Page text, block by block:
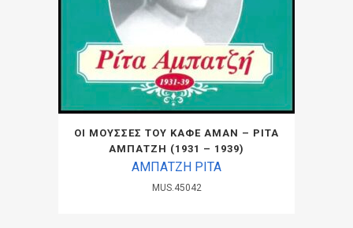
ΟΙ ΜΟΥΣΣΕΣ ΤΟΥ ΚΑΦΕ ΑΜΑΝ – ΡΙΤΑ
ΑΜΠΑΤΖΗ (1931 – 1939)
ΑΜΠΑΤΖΗ ΡΙΤΑ
MUS.45042